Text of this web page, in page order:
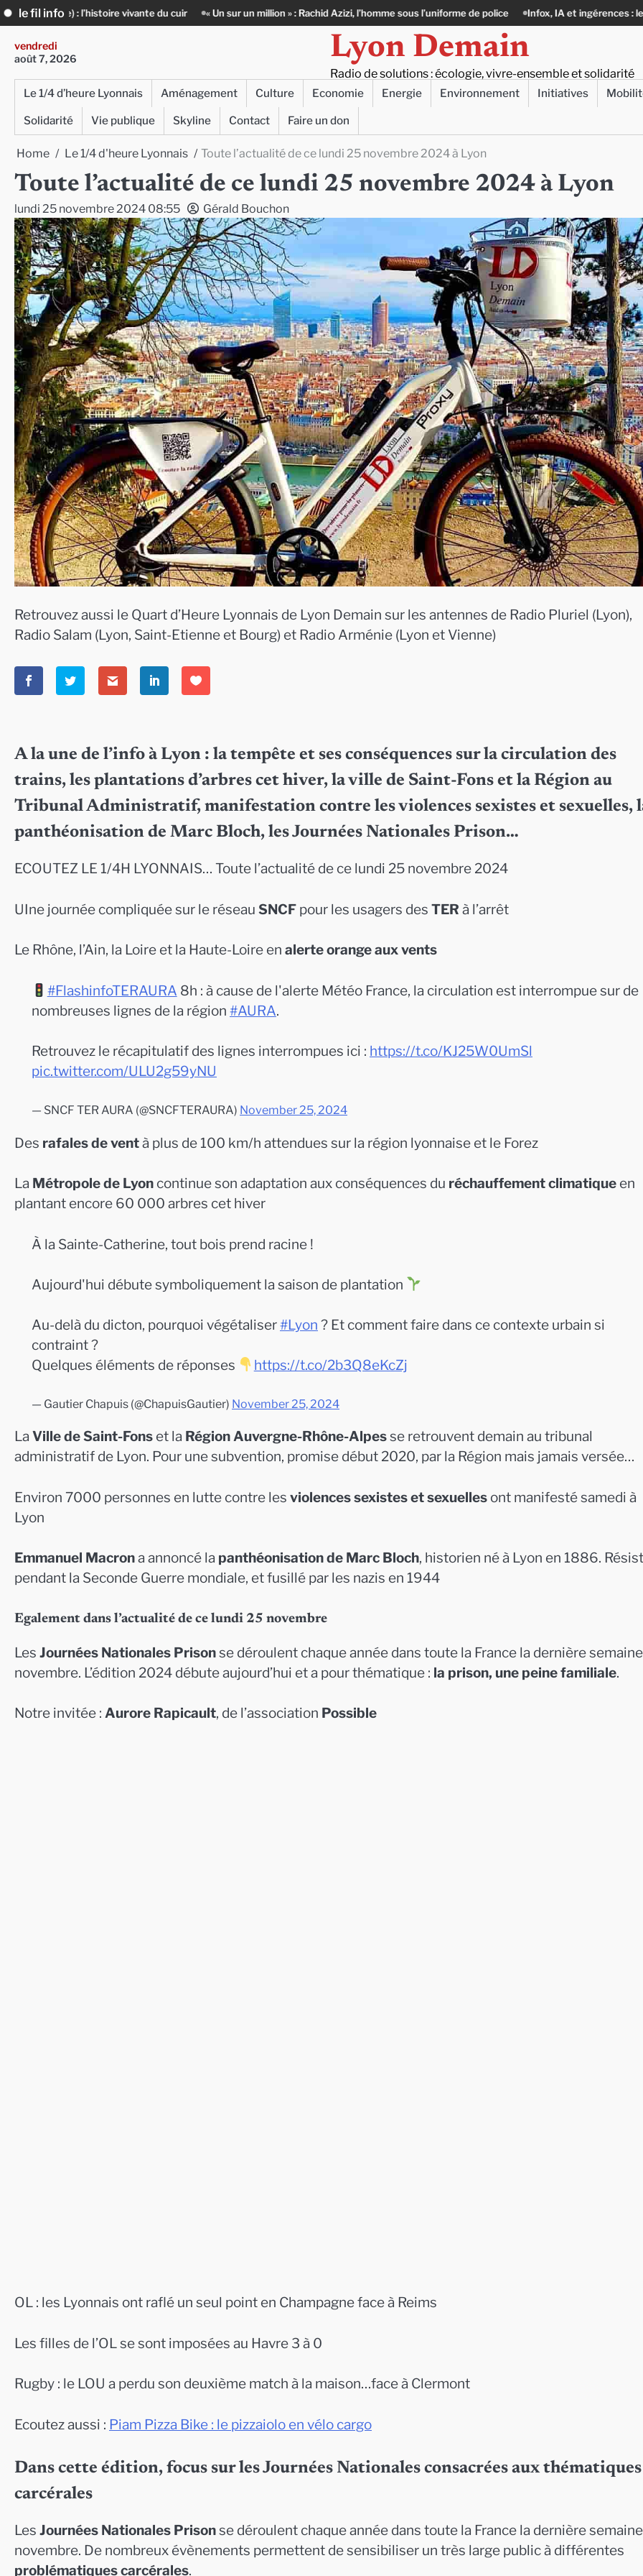
Skip
to
content
le fil info
vivante du cuir « Un sur un million » : Rachid Azizi, l’homme sous l’uniforme de police Infox, IA et ingérences : le journalisme peut-il
vendredi
août 7, 2026
Lyon Demain
Radio de solutions : écologie, vivre-ensemble et solidarité
Le 1/4 d’heure Lyonnais Aménagement Culture Economie Energie Environnement Initiatives
Solidarité
Vie publique Skyline Contact Faire un don
Home Le 1/4 d'heure Lyonnais Toute l’actualité de ce lundi 25 novembre 2024 à Lyon
Toute l’actualité de ce lundi 25 novembre 2024 à Lyon
lundi 25 novembre 2024 08:55 Gérald Bouchon
Retrouvez aussi le Quart d’Heure Lyonnais de Lyon Demain sur les antennes de Radio Pluriel (Lyon),
Radio Salam (Lyon, Saint-Etienne et Bourg) et Radio Arménie (Lyon et Vienne)
A la une de l’info à Lyon : la tempête et ses conséquences sur la circulation des
trains, les plantations d’arbres cet hiver, la ville de Saint-Fons et la Région au
Tribunal Administratif, manifestation contre les violences sexistes et sexuelles,
panthéonisation de Marc Bloch, les Journées Nationales Prison…
ECOUTEZ LE 1/4H LYONNAIS… Toute l’actualité de ce lundi 25 novembre 2024
UIne journée compliquée sur le réseau SNCF pour les usagers des TER à l’arrêt
Le Rhône, l’Ain, la Loire et la Haute-Loire en alerte orange aux vents
#FlashinfoTERAURA 8h : à cause de l'alerte Météo France, la circulation est interrompue sur de
nombreuses lignes de la région #AURA.
Retrouvez le récapitulatif des lignes interrompues ici : https://t.co/KJ25W0UmSl
pic.twitter.com/ULU2g59yNU
— SNCF TER AURA (@SNCFTERAURA) November 25, 2024
Des rafales de ventà plus de 100 km/h attendues sur la région lyonnaise et le Forez
La Métropole de Lyon continue son adaptation aux conséquences du réchauffement climatique en
plantant encore 60 000 arbres cet hiver
À la Sainte-Catherine, tout bois prend racine !
Aujourd'hui débute symboliquement la saison de plantation
Au-delà du dicton, pourquoi végétaliser#Lyon ? Et comment faire dans ce contexte urbain si
contraint ?
Quelques éléments de réponses
https://t.co/2b3Q8eKcZj
— Gautier Chapuis (@ChapuisGautier) November 25, 2024
La Ville de Saint-Fons et la Région Auvergne-Rhône-Alpesse retrouvent demain au tribunal
administratif de Lyon. Pour une subvention, promise début 2020, par la Région mais jamais versée…
Environ 7000 personnes en lutte contre les violences sexistes et sexuelles ont manifesté samedi à
Lyon
Emmanuel Macrona annoncé la panthéonisation de Marc Bloch, historien né à Lyon en 1886.
pendant la Seconde Guerre mondiale, et fusillé par les nazis en 1944
Egalement dans l’actualité de ce lundi 25 novembre
Les Journées Nationales Prisonse déroulent chaque année dans toute la France la dernière
novembre. L’édition 2024 débute aujourd’hui et a pour thématique : la prison, une peine familiale.
Notre invitée : Aurore Rapicault, de l’association Possible
OL : les Lyonnais ont raflé un seul point en Champagne face à Reims
Les filles de l’OL se sont imposées au Havre 3 à 0
Rugby : le LOU a perdu son deuxième match à la maison…face à Clermont
Ecoutez aussi : Piam Pizza Bike : le pizzaiolo en vélo cargo
Dans cette édition, focus sur les Journées Nationales consacrées aux thématiques
carcérales
Les Journées Nationales Prisonse déroulent chaque année dans toute la France la dernière
novembre. De nombreux évènements permettent de sensibiliser un très large public à différentes
problématiques carcérales.